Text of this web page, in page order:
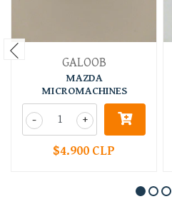
GALOOB
MAZDA
MICROMACHINES
+
-
$4.900 CLP